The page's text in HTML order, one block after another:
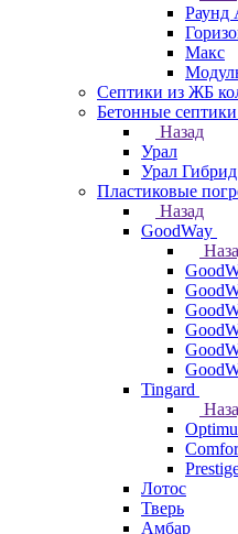
Раунд
Макс
Септики из ЖБ
Бетонные септики
Назад
Урал
Урал Гибрид
Пластиковые
Назад
GoodWay
Tingard
Лотос
Тверь
Амбар